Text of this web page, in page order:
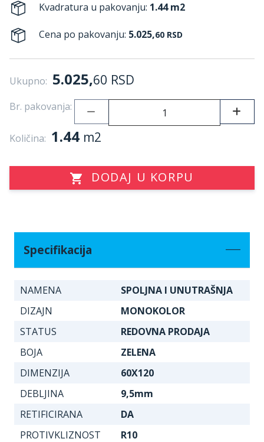
Kvadratura u pakovanju: 1.44 m2
Cena po pakovanju: 5.025,60 RSD
Ukupno: 5.025,60 RSD
Br. pakovanja:
Količina: 1.44 m2
DODAJ U KORPU
Specifikacija
NAMENA
SPOLJNA I UNUTRAŠNJA
DIZAJN
MONOKOLOR
STATUS
REDOVNA PRODAJA
BOJA
ZELENA
DIMENZIJA
60X120
DEBLJINA
9,5mm
RETIFICIRANA
DA
PROTIVKLIZNOST
R10